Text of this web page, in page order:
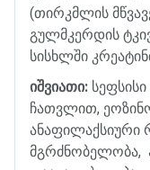
(თირკმლის
გულმკერდის
სისხლში
იშვიათი: სეფსისი
ჩათვლით,
ანაფილაქსიური
მგრძნობელობა,